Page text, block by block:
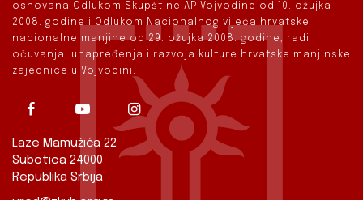
osnovana Odlukom Skupštine AP Vojvodine od 10. ožujka
2008. godine i Odlukom Nacionalnog vijeća hrvatske
nacionalne manjine od 29. ožujka 2008. godine, radi
očuvanja, unapređenja i razvoja kulture hrvatske manjinske
zajednice u Vojvodini.
Laze Mamužića 22
Subotica 24000
Republika Srbija